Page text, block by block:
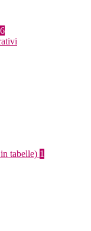
6
tabelle) 1